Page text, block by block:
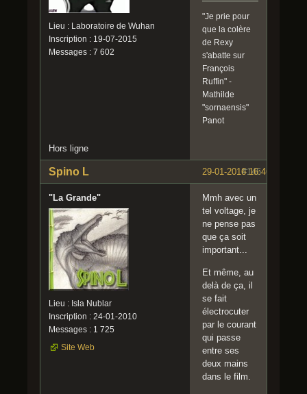
Lieu : Laboratoire de Wuhan
Inscription : 19-07-2015
Messages : 7 602
"Je prie pour
que la colère
de Rexy
s'abatte sur
François
Ruffin" -
Mathilde
"sornaensis"
Panot
Hors ligne
#146
29-01-2016 16:46:51
Spino L
"La Grande"
Lieu : Isla Nublar
Inscription : 24-01-2010
Messages : 1 725
Site Web
Mmh avec un
tel voltage, je
ne pense pas
que ça soit
important...
Et même, au
delà de ça, il
se fait
électrocuter
par le courant
qui passe
entre ses
deux mains
dans le film.